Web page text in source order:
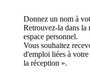
Donnez un nom à
Retrouvez-la dans la
espace personnel.
Vous souhaitez
d'emploi liées à
la réception ».